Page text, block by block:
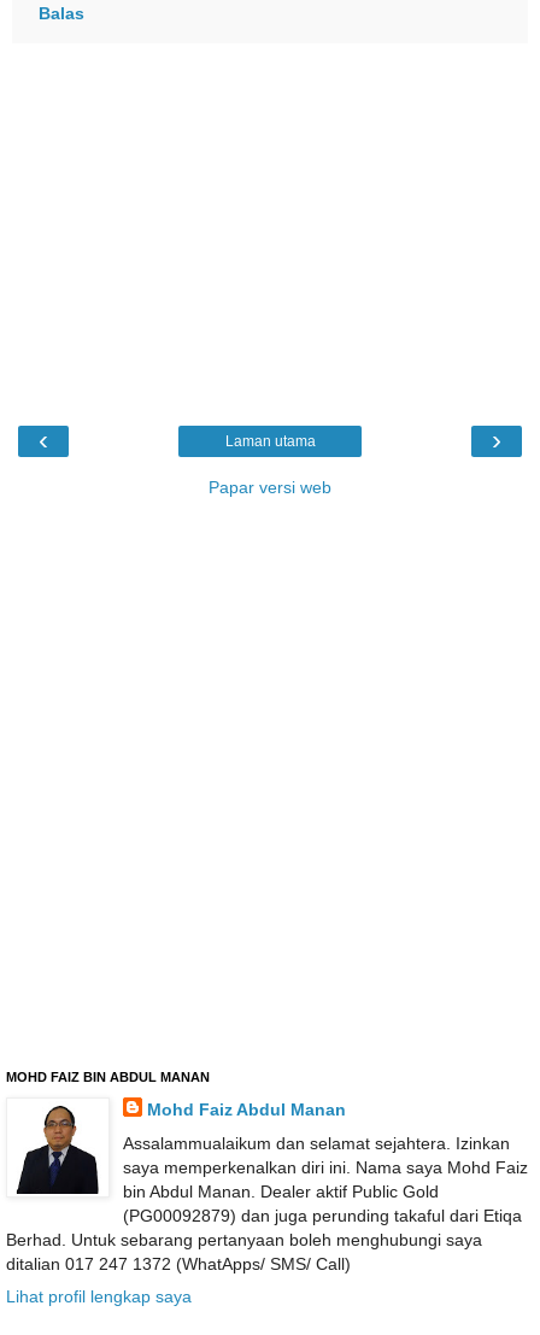
Balas
‹ ›
Laman utama
Papar versi web
MOHD FAIZ BIN ABDUL MANAN
Mohd Faiz Abdul Manan
Assalammualaikum dan selamat sejahtera. Izinkan
saya memperkenalkan diri ini. Nama saya Mohd Faiz
bin Abdul Manan. Dealer aktif Public Gold
(PG00092879) dan juga perunding takaful dari Etiqa
Berhad. Untuk sebarang pertanyaan boleh menghubungi saya
ditalian 017 247 1372 (WhatApps/ SMS/ Call)
Lihat profil lengkap saya